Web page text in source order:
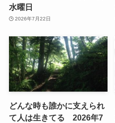
水曜日
2026年7月22日
どんな時も誰かに支えられ
て人は生きてる 2026年7